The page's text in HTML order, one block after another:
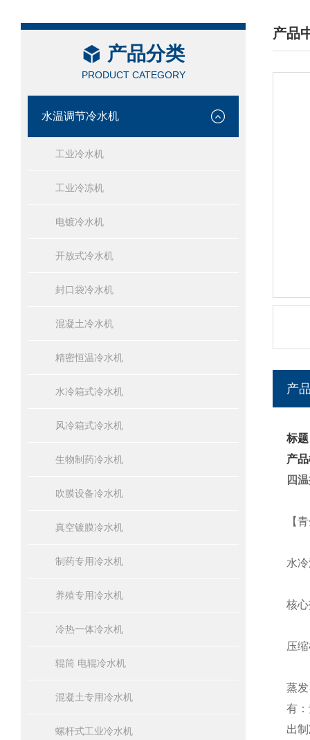
产品分类
PRODUCT CATEGORY
水温调节冷水机
工业冷水机
工业冷冻机
电镀冷水机
开放式冷水机
封口袋冷水机
混凝土冷水机
精密恒温冷水机
水冷箱式冷水机
风冷箱式冷水机
生物制药冷水机
吹膜设备冷水机
真空镀膜冷水机
制药专用冷水机
养殖专用冷水机
冷热一体冷水机
辊筒 电辊冷水机
混凝土专用冷水机
螺杆式工业冷水机
产品
/
产
标
产
四
【
水
核
压
蒸
有
出